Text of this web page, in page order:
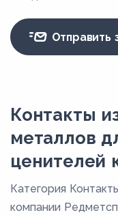
Отправить
Контакты
металлов
ценителей
Категория
компании